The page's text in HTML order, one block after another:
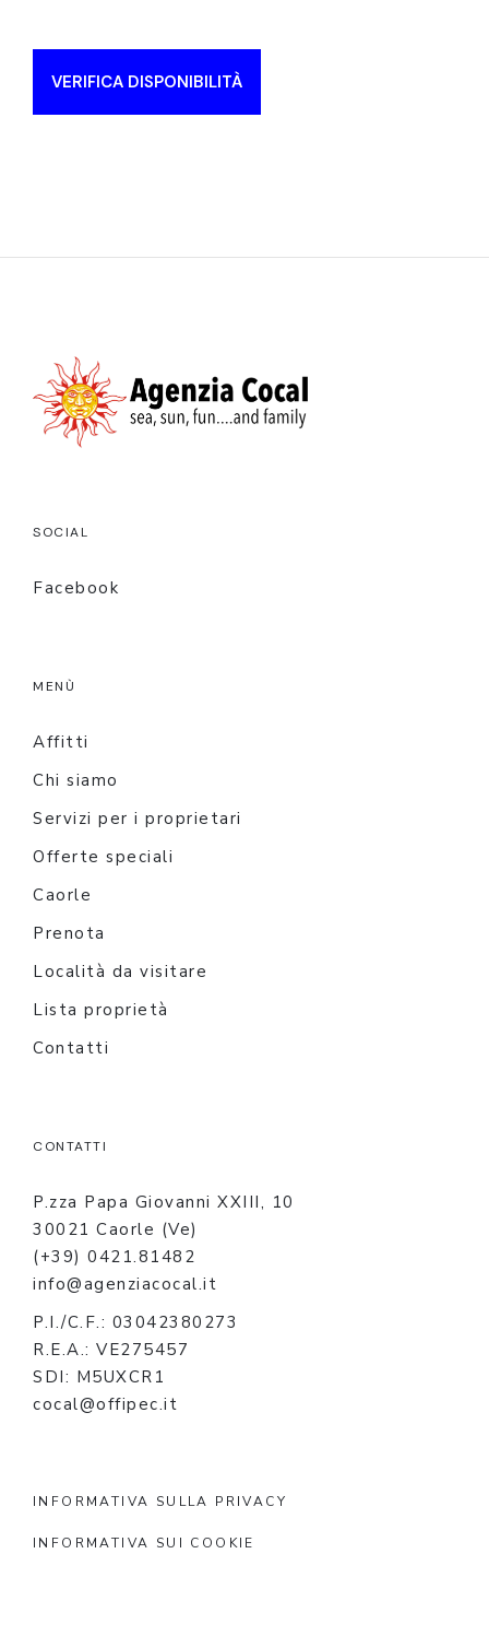
VERIFICA DISPONIBILITÀ
SOCIAL
Facebook
MENÙ
Affitti
Chi siamo
Servizi per i proprietari
Offerte speciali
Caorle
Prenota
Località da visitare
Lista proprietà
Contatti
CONTATTI
P.zza Papa Giovanni XXIII, 10
30021 Caorle (Ve)
(+39) 0421.81482
info@agenziacocal.it
P.I./C.F.: 03042380273
R.E.A.: VE275457
SDI: M5UXCR1
cocal@offipec.it
INFORMATIVA SULLA PRIVACY
INFORMATIVA SUI COOKIE